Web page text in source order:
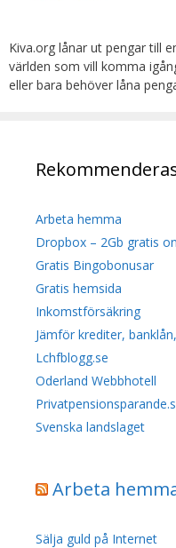
Kiva.org lånar ut pengar till
världen som vill komma
eller bara behöver låna
Arbeta hemma
Dropbox – 2Gb gratis
Gratis Bingobonusar
Gratis hemsida
Inkomstförsäkring
Jämför krediter,
Lchfblogg.se
Oderland Webbhotell
Svenska landslaget
Arbeta
Sälja guld på Internet